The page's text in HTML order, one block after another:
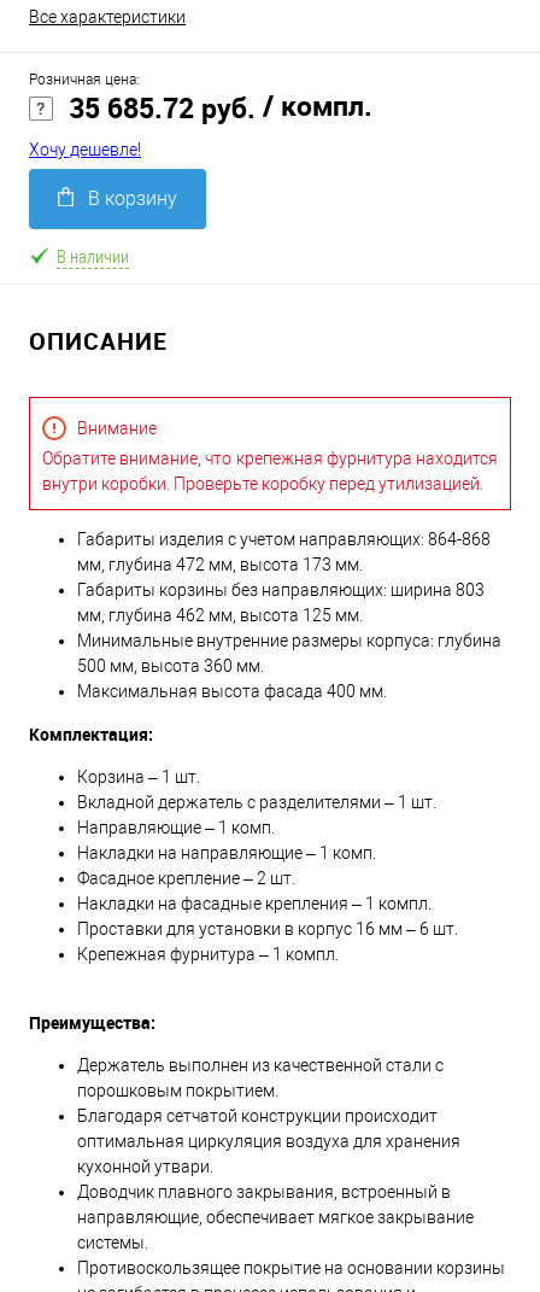
Все характеристики
Розничная цена:
35 685.72 руб. / компл.
Хочу дешевле!
В корзину
В наличии
ОПИСАНИЕ
Внимание
Обратите внимание, что крепежная фурнитура находится
внутри коробки. Проверьте коробку перед утилизацией.
Габариты изделия с учетом направляющих: 864-868
мм, глубина 472 мм, высота 173 мм.
Габариты корзины без направляющих: ширина 803
мм, глубина 462 мм, высота 125 мм.
Минимальные внутренние размеры корпуса: глубина
500 мм, высота 360 мм.
Максимальная высота фасада 400 мм.
Комплектация:
Корзина – 1 шт.
Вкладной держатель с разделителями – 1 шт.
Направляющие – 1 комп.
Накладки на направляющие – 1 комп.
Фасадное крепление – 2 шт.
Накладки на фасадные крепления – 1 компл.
Проставки для установки в корпус 16 мм – 6 шт.
Крепежная фурнитура – 1 компл.
Преимущества:
Держатель выполнен из качественной стали с
порошковым покрытием.
Благодаря сетчатой конструкции происходит
оптимальная циркуляция воздуха для хранения
кухонной утвари.
Доводчик плавного закрывания, встроенный в
направляющие, обеспечивает мягкое закрывание
системы.
Противоскользящее покрытие на основании корзины